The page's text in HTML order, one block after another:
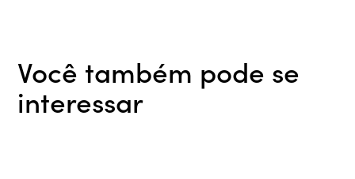
Você também pode se
interessar